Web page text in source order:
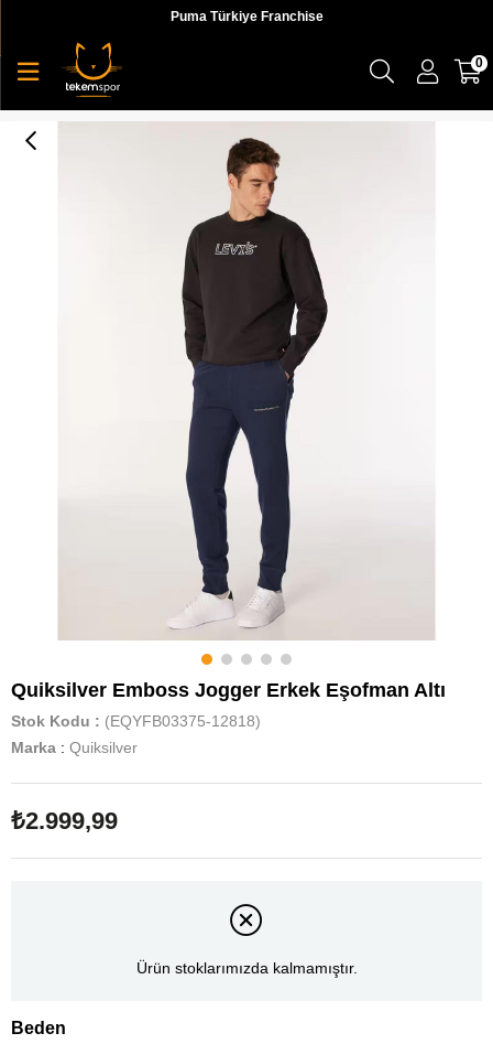
Puma Türkiye Franchise
0
Quiksilver Emboss Jogger Erkek Eşofman Altı
Stok Kodu
(EQYFB03375-12818)
Marka : Quiksilver
₺2.999,99
Ürün stoklarımızda kalmamıştır.
Beden